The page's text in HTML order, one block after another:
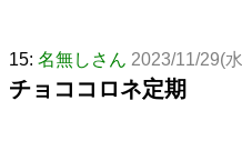
15: 名無しさん 2023/11/29(
チョココロネ定期